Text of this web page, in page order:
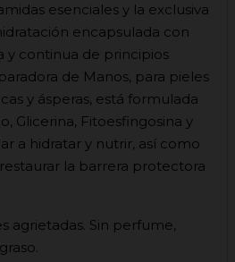
esenciales y la exclusiva
encapsulada con
y continua de principios
de Manos, para pieles
y ásperas, está formulada
Glicerina, Fitoesfingosina y
a hidratar y nutrir, así como
la barrera protectora
agrietadas. Sin perfume,